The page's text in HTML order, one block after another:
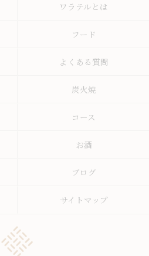
ワラテルとは
フード
よくある質問
炭火焼
コース
お酒
ブログ
サイトマップ